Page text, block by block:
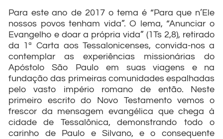
Para este ano de 2017 o tema é “Para que n’Ele
nossos povos tenham vida”. O lema, “Anunciar o
Evangelho e doar a própria vida” (1Ts 2,8), retirado
da 1ª Carta aos Tessalonicenses, convida-nos a
contemplar as experiências missionárias do
Apóstolo São Paulo em suas viagens e na
fundação das primeiras comunidades espalhadas
pelo vasto império romano de então. Neste
primeiro escrito do Novo Testamento vemos o
frescor da mensagem evangélica que chega à
cidade de Tessalônica, demonstrando todo o
carinho de Paulo e Silvano, e o consequente